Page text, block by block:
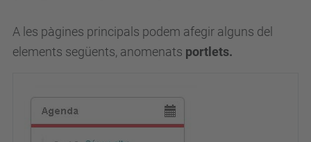
A les pàgines principals podem afegir alguns del
elements següents, anomenats portlets.